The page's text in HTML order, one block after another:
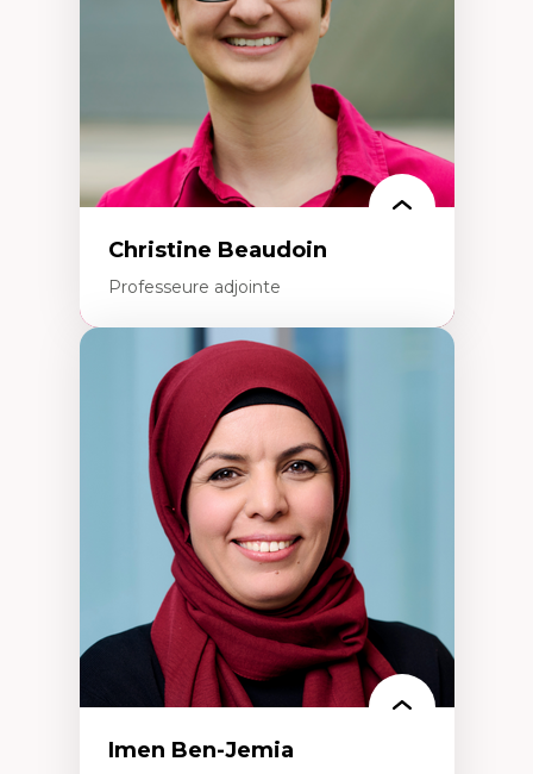
Christine Beaudoin
Professeure adjointe
Expertises
Méthodes de recherche
Acteurs plus qu'humains
Approches socio-écologiques
Conservation de la biodiversité
Collaboration et méthodes participatives
Études des sciences
Relations humain-environnement
Transdisciplinarité
Imen Ben-Jemia